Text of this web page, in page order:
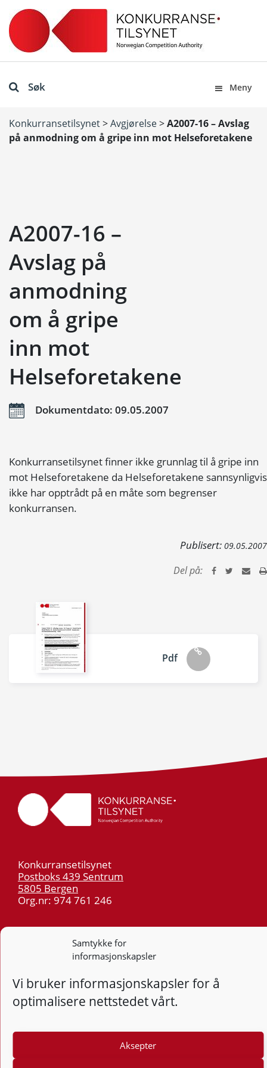
Samtykke for
informasjonskapsler
Vi bruker informasjonskapsler for å
optimalisere nettstedet vårt.
Aksepter
Søk Meny
Konkurransetilsynet>Avgjørelse>A2007-16 – Avslag
på anmodning om å gripe inn mot Helseforetakene
A2007-16 –
Avslag på
anmodning
om å gripe
inn mot
Helseforetakene
Dokumentdato: 09.05.2007
Konkurransetilsynet finner ikke grunnlag til å gripe inn
mot Helseforetakene da Helseforetakene sannsynligvis
ikke har opptrådt på en måte som begrenser
konkurransen.
Publisert: 09.05.2007
Del på:
Pdf
Konkurransetilsynet
Postboks 439 Sentrum
5805 Bergen
Org.nr: 974 761 246
post@kt.no